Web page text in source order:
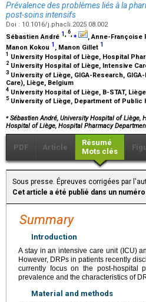
Prévalence des problèmes liés à la
post-soins intensifs
Doi : 10.1016/j.phacli.2025.08.002
Sébastien André 1, 6,⁎ , Anne-Françoise
Manon Kokou 1 , Manon Gillet 1
1 University Hospital of Liège, Hospital
2 University Hospital of Liège, Intensive
3 University of Liège, GIGA-Research,
Care), Liège, Belgium
4 University Hospital of Liège, B-STAT,
5 University of Liège, Department of Public
⁎Sébastien André, University Hospital of Liège,
Hospital of Liège, Hospital Pharmacy
PDF Article
Résumé
Mots clés
Sous presse. Épreuves corrigées par
Cet article a été publié dans un
Summary
Introduction
A stay in an intensive care unit (ICU)
However, DRPs in patients recently
currently focus on the post-hospital
prevalence and the characteristics of
Material and methods